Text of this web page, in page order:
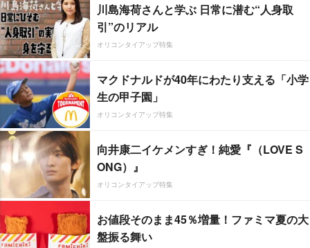
川島海荷さんと学ぶ 日常に潜む“人身取
引”のリアル
オリコンタイアップ特集
マクドナルドが40年にわたり支える「小学
生の甲子園」
オリコンタイアップ特集
向井康二イケメンすぎ！純愛『（LOVE S
ONG）』
オリコンタイアップ特集
お値段そのまま45％増量！ファミマ夏の大
盤振る舞い